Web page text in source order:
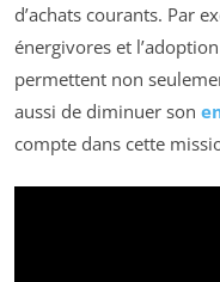
d’achats courants. Par
énergivores et
permettent non
aussi de diminuer son
compte dans cette